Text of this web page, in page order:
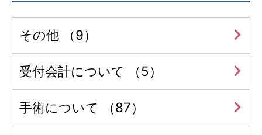
その他 （9）
受付会計について （5）
手術について （87）